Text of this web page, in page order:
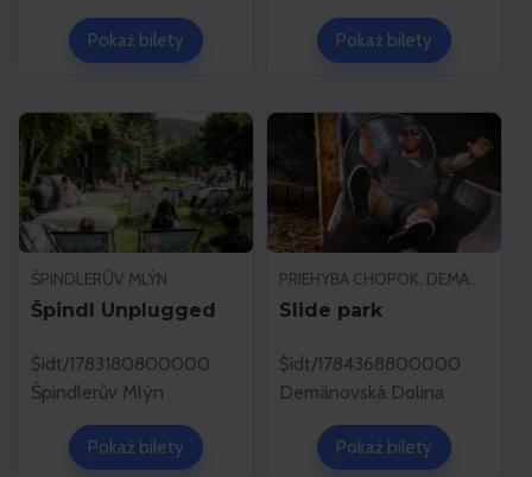
Pokaż bilety Pokaż bilety
ŠPINDLERŮV MLÝN
Špindl Unplugged
$idt/1783180800000
Špindlerův Mlýn
Pokaż bilety
PRIEHYBA CHOPOK, DEMÄNOVSKÁ DOLINA
Slide park
$idt/1784368800000
Demänovská Dolina
Pokaż bilety